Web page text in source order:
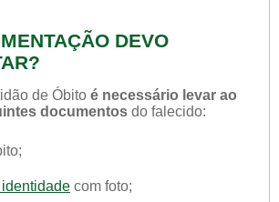
DEVO
de Óbito é necessário levar ao
documentos do falecido:
com foto;